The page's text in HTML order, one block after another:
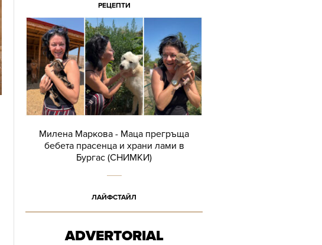
РЕЦЕПТИ
Милена Маркова - Маца прегръща
бебета прасенца и храни лами в
Бургас (СНИМКИ)
ЛАЙФСТАЙЛ
ADVERTORIAL